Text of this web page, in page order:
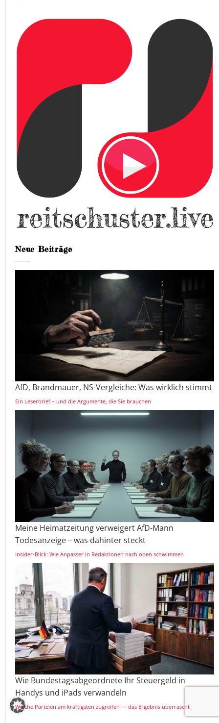
Neue Beiträge
AfD, Brandmauer, NS-Vergleiche: Was wirklich stimmt
Ein Leserbrief – und die Argumente, die Sie brauchen
Meine Heimatzeitung verweigert AfD-Mann
Todesanzeige – was dahinter steckt
Insider-Blick: Wie Anpasser in Redaktionen nach oben schwimmen
Wie Bundestagsabgeordnete Ihr Steuergeld in
Handys und iPads verwandeln
Welche Parteien am kräftigsten zugreifen — das Ergebnis überrascht